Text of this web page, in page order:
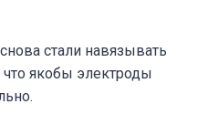
стали навязывать
что якобы электроды